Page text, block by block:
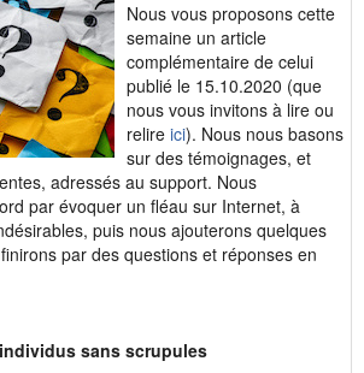
Nous vous proposons cette
semaine un article
complémentaire de celui
publié le 15.10.2020 (que
nous vous invitons à lire ou
relire ici). Nous nous basons
sur des témoignages, et
adressés au support. Nous
par évoquer un fléau sur Internet, à
puis nous ajouterons quelques
par des questions et réponses en
sans scrupules